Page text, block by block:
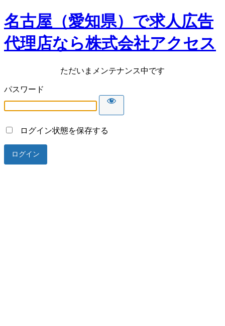
名古屋（愛知県）で求人広告
代理店なら株式会社アクセス
ただいまメンテナンス中です
パスワード
ログイン状態を保存する